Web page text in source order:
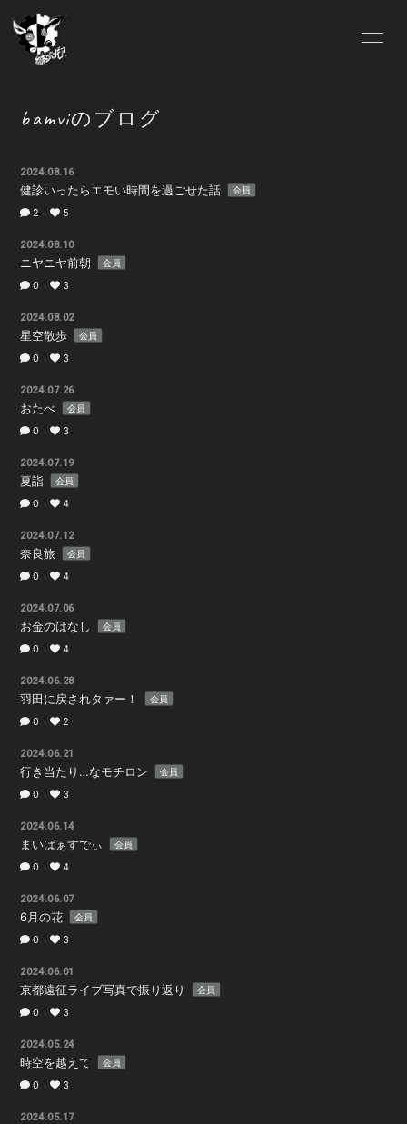
FC.INFO
SCHEDULE
BLOG
DISCOGRAPHY
Pixiv
BOOTH SHOP
送付先申請
会員登録
bamviのブログ
2024.08.16
健診いったらエモい時間を過ごせた話 会員
2 5
2024.08.10
ニヤニヤ前朝 会員
0 3
2024.08.02
星空散歩 会員
0 3
2024.07.26
おたべ 会員
0 3
2024.07.19
夏詣 会員
0 4
2024.07.12
奈良旅 会員
0 4
2024.07.06
お金のはなし 会員
0 4
2024.06.28
羽田に戻されタァー！ 会員
0 2
2024.06.21
行き当たり…なモチロン 会員
0 3
2024.06.14
まいばぁすでぃ 会員
0 4
2024.06.07
6月の花 会員
0 3
2024.06.01
京都遠征ライブ写真で振り返り 会員
0 3
2024.05.24
時空を越えて 会員
0 3
2024.05.17